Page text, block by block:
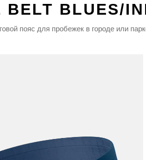
BLUES/
пояс для пробежек в городе или